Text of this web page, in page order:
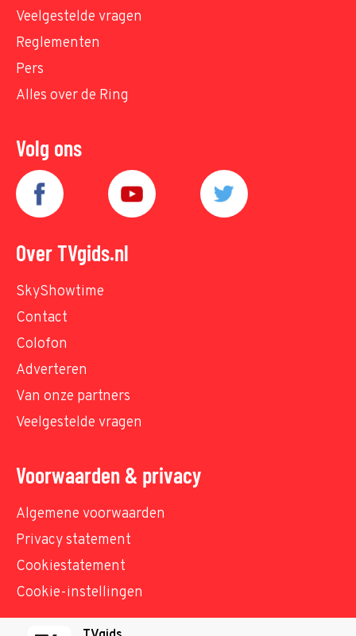
Veelgestelde vragen
Reglementen
Pers
Alles over de Ring
Volg ons
Over TVgids.nl
SkyShowtime
Contact
Colofon
Adverteren
Van onze partners
Veelgestelde vragen
Voorwaarden & privacy
Algemene voorwaarden
Privacy statement
Cookiestatement
Cookie-instellingen